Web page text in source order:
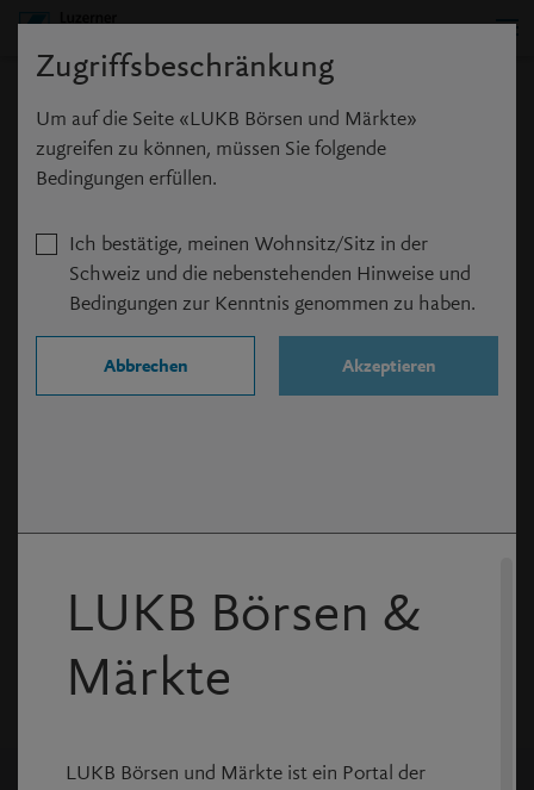
News Suche
Suchbegriff
News Resultate
Keine News gefunden.
LUKB Börsen &
Märkte
LUKB Börsen und Märkte ist ein Portal der
Zugriffsbeschränkung
Um auf die Seite «LUKB Börsen und Märkte»
zugreifen zu können, müssen Sie folgende
Bedingungen erfüllen.
Ich bestätige, meinen Wohnsitz/Sitz in der
Schweiz und die nebenstehenden Hinweise und
Bedingungen zur Kenntnis genommen zu haben.
Abbrechen Akzeptieren